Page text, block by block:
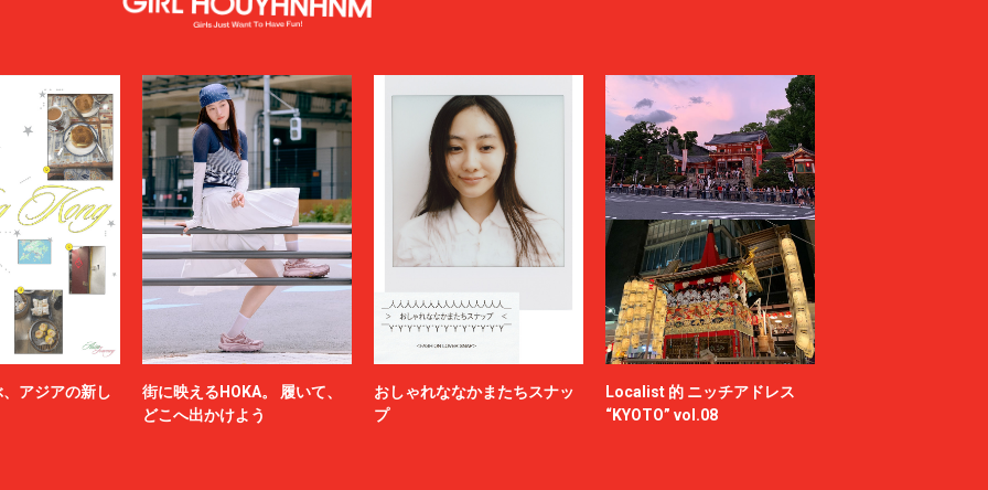
アジアの新し
街に映えるHOKA。 履いて、
どこへ出かけよう
おしゃれななかまたちスナッ
プ
Localist 的 ニッチアドレス
“KYOTO” vol.08